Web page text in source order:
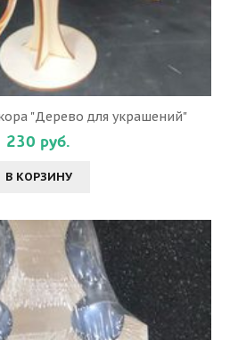
"Дерево для украшений"
230 руб.
В КОРЗИНУ